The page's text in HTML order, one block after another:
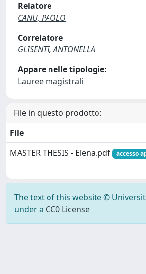
Relatore
CANU, PAOLO
Correlatore
GLISENTI, ANTONELLA
Appare nelle tipologie:
Lauree magistrali
File in questo prodotto:
File
MASTER THESIS - Elena.pdf
accesso
The text of this website ©
under a CC0 License